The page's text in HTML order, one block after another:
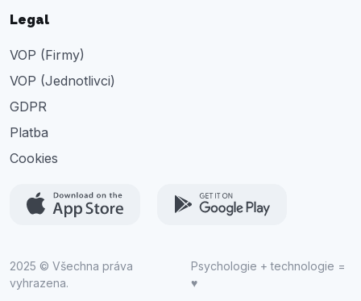
Legal
VOP (Firmy)
VOP (Jednotlivci)
GDPR
Platba
Cookies
2025 © Všechna práva
vyhrazena.
Psychologie + technologie =
♥